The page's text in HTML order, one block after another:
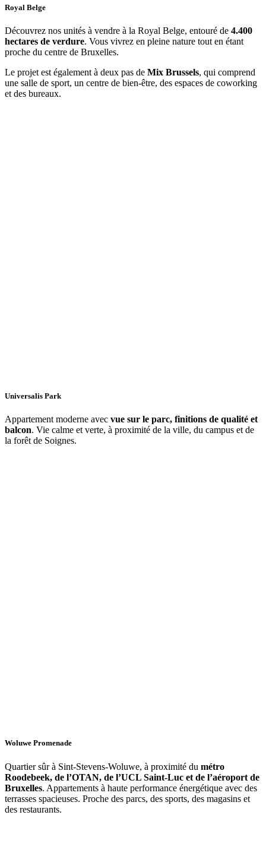
Royal Belge
Découvrez nos unités à vendre à la Royal Belge, entouré de 4.400
hectares de verdure. Vous vivrez en pleine nature tout en étant
proche du centre de Bruxelles.
Le projet est également à deux pas de Mix Brussels, qui comprend
une salle de sport, un centre de bien-être, des espaces de coworking
et des bureaux.
Universalis Park
Appartement moderne avec vue sur le parc, finitions de qualité et
balcon. Vie calme et verte, à proximité de la ville, du campus et de
la forêt de Soignes.
Woluwe Promenade
Quartier sûr à Sint-Stevens-Woluwe, à proximité du métro
Roodebeek, de l’OTAN, de l’UCL Saint-Luc et de l’aéroport de
Bruxelles. Appartements à haute performance énergétique avec des
terrasses spacieuses. Proche des parcs, des sports, des magasins et
des restaurants.